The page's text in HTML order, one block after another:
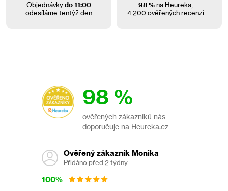
Objednávkydo 11:00
odesíláme tentýž den
98 %na Heureka,
4 200 ověřených recenzí
98 %
ověřených zákazníků nás
doporučuje na Heureka.cz
Ověřený zákazník Monika
Přidáno před 2 týdny
100%